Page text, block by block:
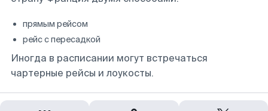
прямым рейсом
рейс с пересадкой
Иногда в расписании могут встречаться
чартерные рейсы и лоукосты.